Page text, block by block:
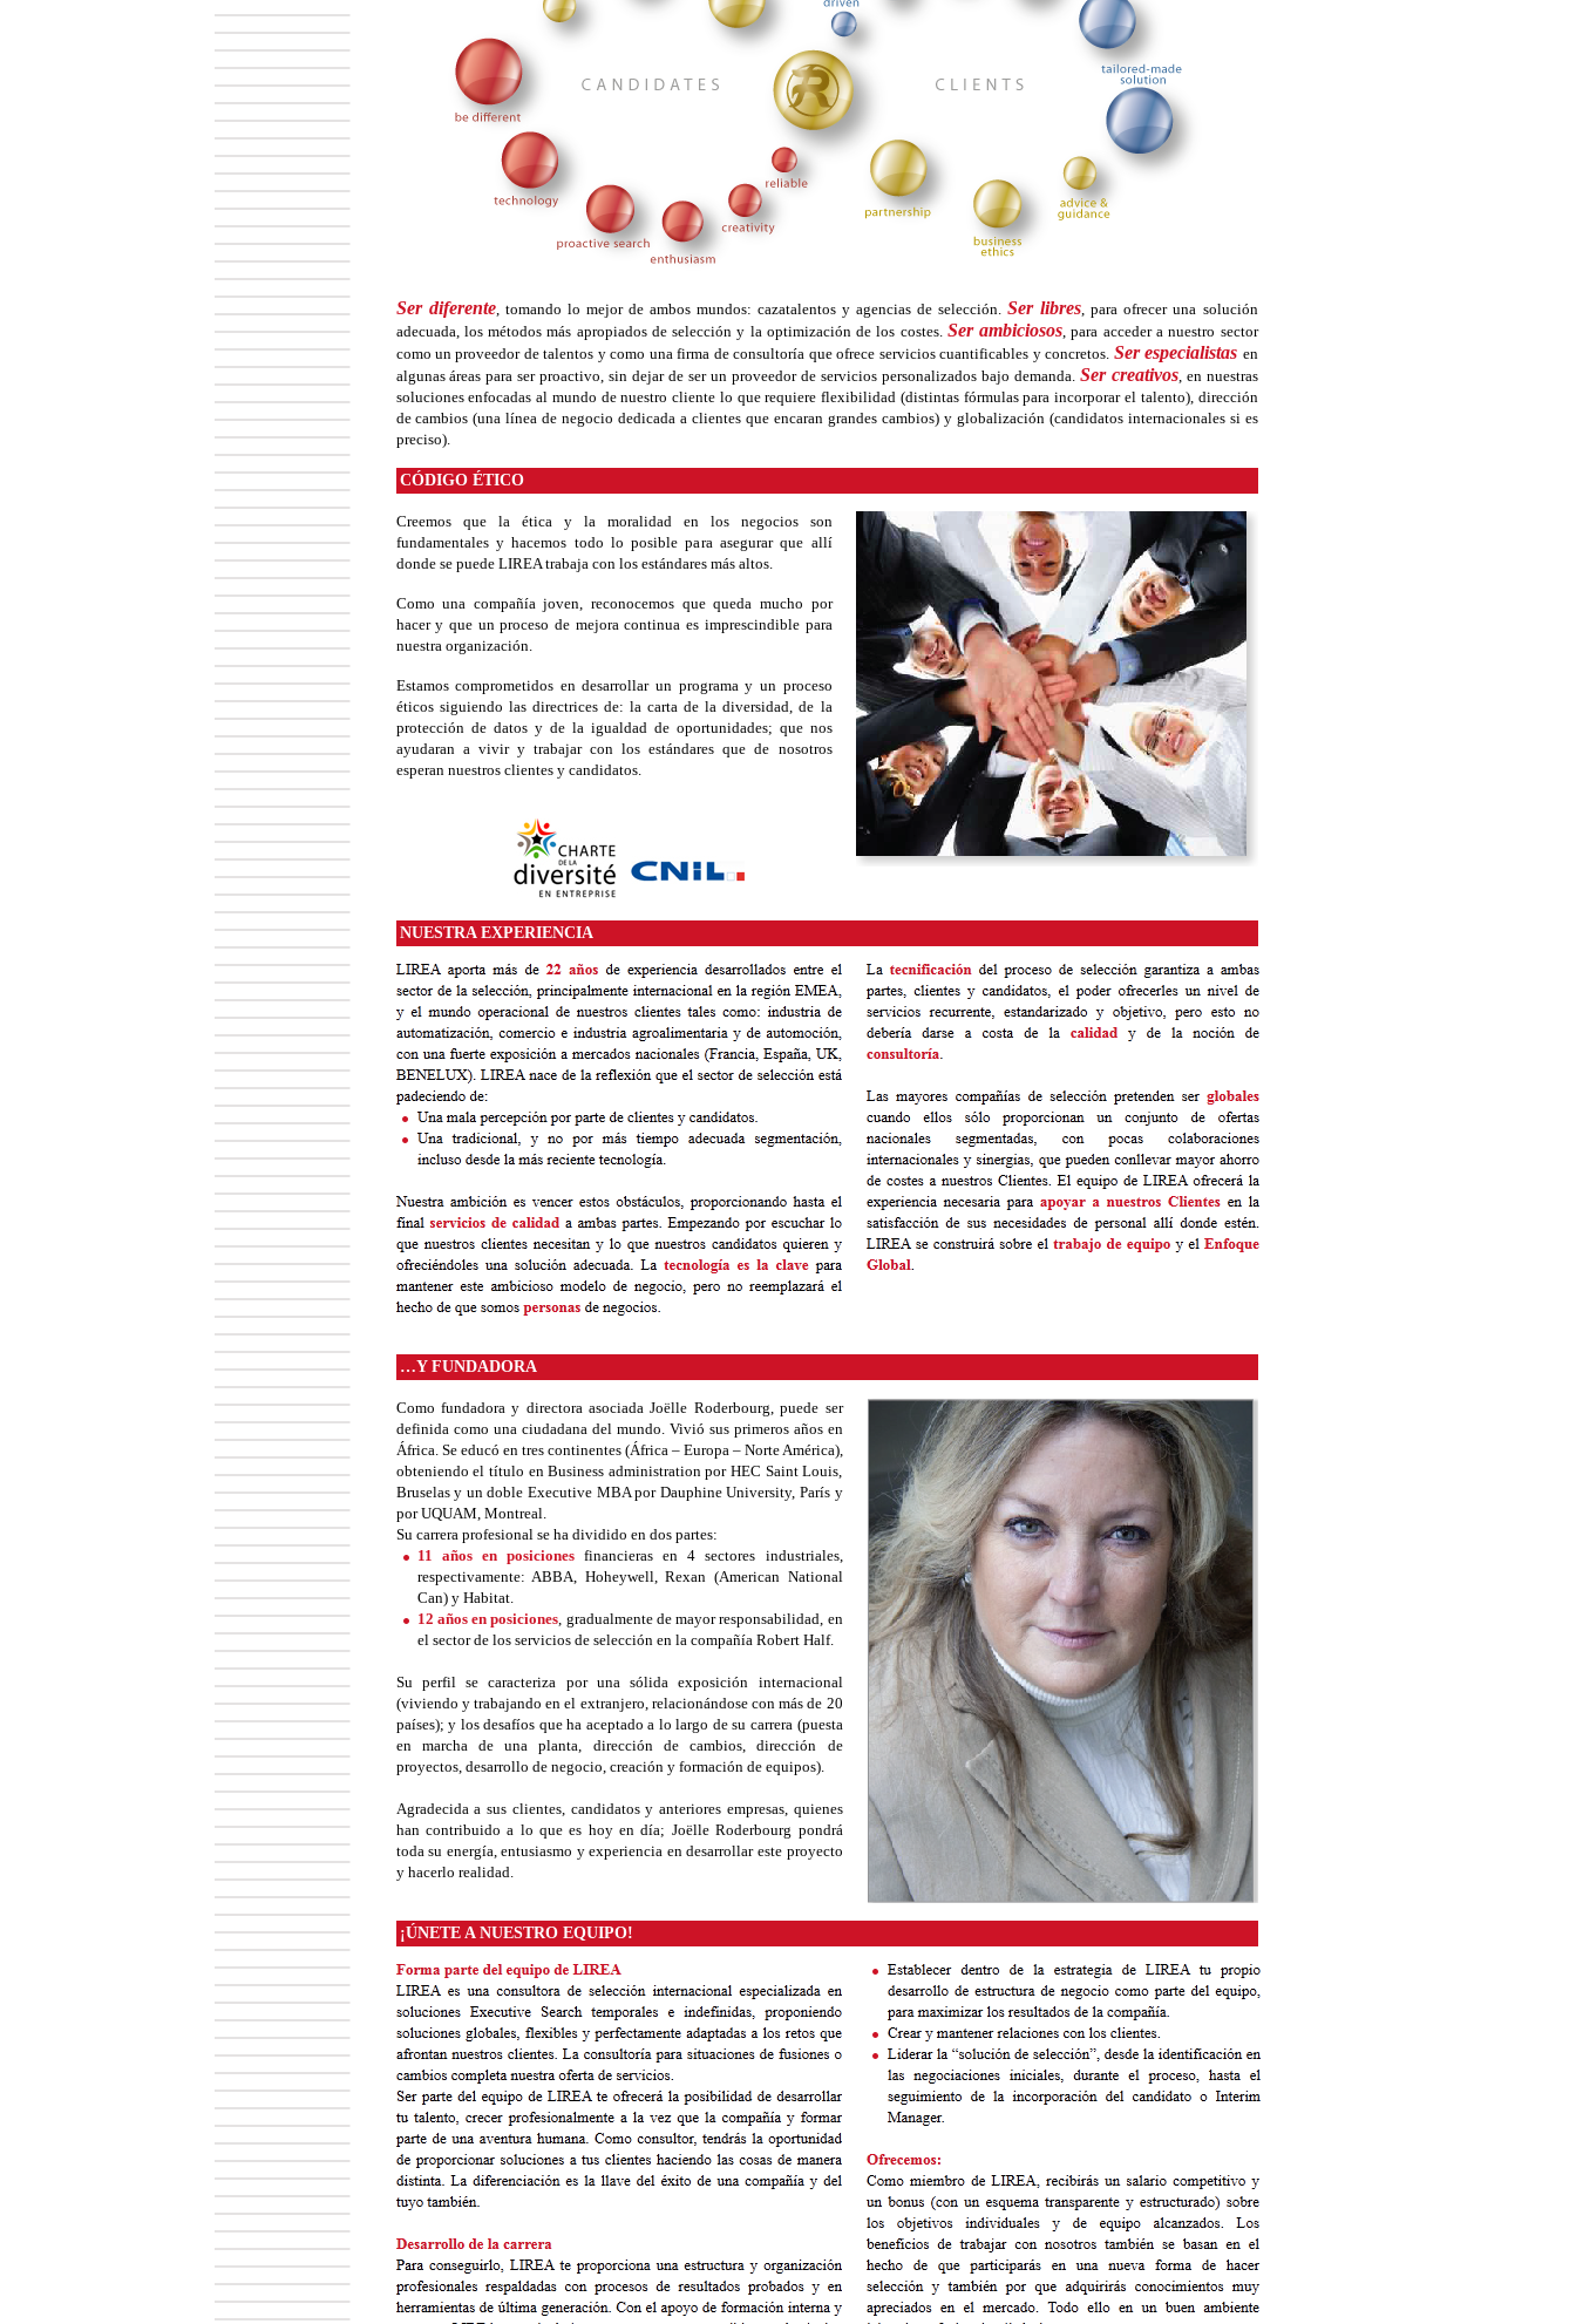
Ser diferente, tomando lo mejor de ambos mundos: cazatalentos y agencias de selección.Ser libres, para ofrecer una solución
adecuada, los métodos más apropiados de selección y la optimización de los costes. Ser ambiciosos, para acceder a nuestro sector
como un proveedor de talentos y como una firma de consultoría que ofrece servicios cuantificables y concretos. Ser especialistas en
algunas áreas para ser proactivo, sin dejar de ser un proveedor de servicios personalizados bajo demanda. Ser creativos, en nuestras
soluciones enfocadas al mundo de nuestro cliente lo que requiere flexibilidad (distintas fórmulas para incorporar el talento), dirección
de cambios (una línea de negocio dedicada a clientes que encaran grandes cambios) y globalización (candidatos internacionales si es
preciso).
CÓDIGO ÉTICO
Creemos que la ética y la moralidad en los negocios son
fundamentales y hacemos todo lo posible para asegurar que allí
donde se puede LIREA trabaja con los estándares más altos.
Como una compañía joven, reconocemos que queda mucho por
hacer y que un proceso de mejora continua es imprescindible para
nuestra organización.
Estamos comprometidos en desarrollar un programa y un proceso
éticos siguiendo las directrices de: la carta de la diversidad, de la
protección de datos y de la igualdad de oportunidades; que nos
ayudaran a vivir y trabajar con los estándares que de nosotros
esperan nuestros clientes y candidatos.
NUESTRA EXPERIENCIA
…Y FUNDADORA
Como fundadora y directora asociada Joëlle Roderbourg, puede ser
definida como una ciudadana del mundo. Vivió sus primeros años en
África. Se educó en tres continentes (África – Europa – Norte América),
obteniendo el título en Business administration por HEC Saint Louis,
Bruselas y un doble Executive MBA por Dauphine University, París y
por UQUAM, Montreal.
Su carrera profesional se ha dividido en dos partes:
11 años en posicionesfinancieras en 4 sectores industriales,
respectivamente: ABBA, Hoheywell, Rexan (American National
Can) y Habitat.
12 años en posiciones, gradualmente de mayor responsabilidad, en
el sector de los servicios de selección en la compañía Robert Half.
Su perfil se caracteriza por una sólida exposición internacional
(viviendo y trabajando en el extranjero, relacionándose con más de 20
países); y los desafíos que ha aceptado a lo largo de su carrera (puesta
en marcha de una planta, dirección de cambios, dirección de
proyectos, desarrollo de negocio, creación y formación de equipos).
Agradecida a sus clientes, candidatos y anteriores empresas, quienes
han contribuido a lo que es hoy en día; Joëlle Roderbourg pondrá
toda su energía, entusiasmo y experiencia en desarrollar este proyecto
y hacerlo realidad.
¡ÚNETE A NUESTRO EQUIPO!